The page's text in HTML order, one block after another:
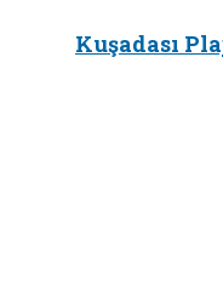
Kuşadası